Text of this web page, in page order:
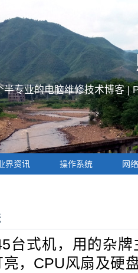
半专业的电脑维修技术博客 |
界资讯 操作系统 网
式机，用的杂牌
，CPU风扇及硬